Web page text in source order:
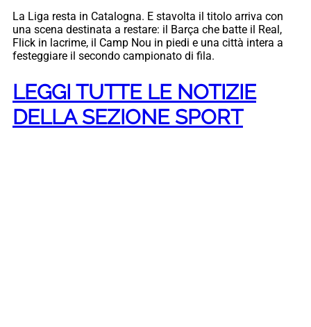
La Liga resta in Catalogna. E stavolta il titolo arriva con
una scena destinata a restare: il Barça che batte il Real,
Flick in lacrime, il Camp Nou in piedi e una città intera a
festeggiare il secondo campionato di fila.
LEGGI TUTTE LE NOTIZIE
DELLA SEZIONE SPORT